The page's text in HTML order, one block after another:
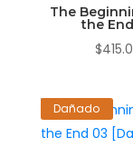
The
the
$
Dañado